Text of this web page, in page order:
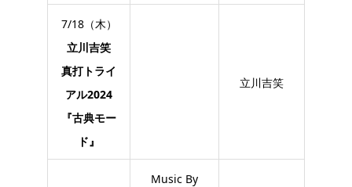
7/18（木）
立川吉笑
真打トライ
アル2024
『古典モー
ド』
立川吉笑
Music By